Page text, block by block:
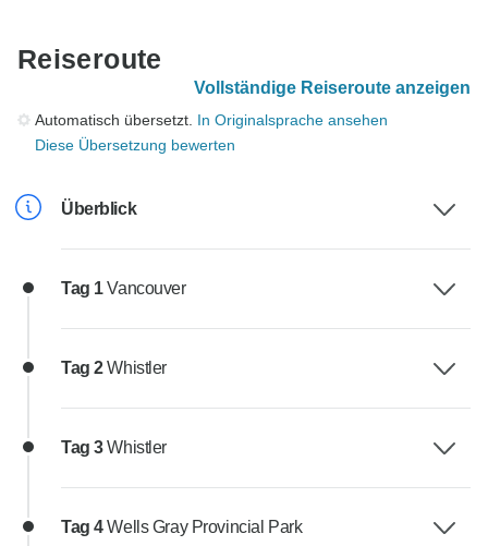
Reiseroute
Vollständige Reiseroute anzeigen
Automatisch übersetzt. In Originalsprache ansehen
Diese Übersetzung bewerten
Überblick
Tag 1Vancouver
Tag 2Whistler
Tag 3Whistler
Tag 4Wells Gray Provincial Park